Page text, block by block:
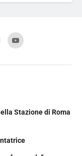
Stazione di Roma